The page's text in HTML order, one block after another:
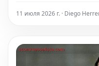
год. Это решение
11 июля 2026 г. · Diego